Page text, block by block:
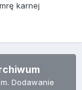
karnej
Dodawanie